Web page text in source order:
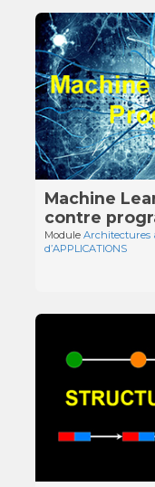
Machine
contre
ModuleArchitectures
d’APPLICATIONS